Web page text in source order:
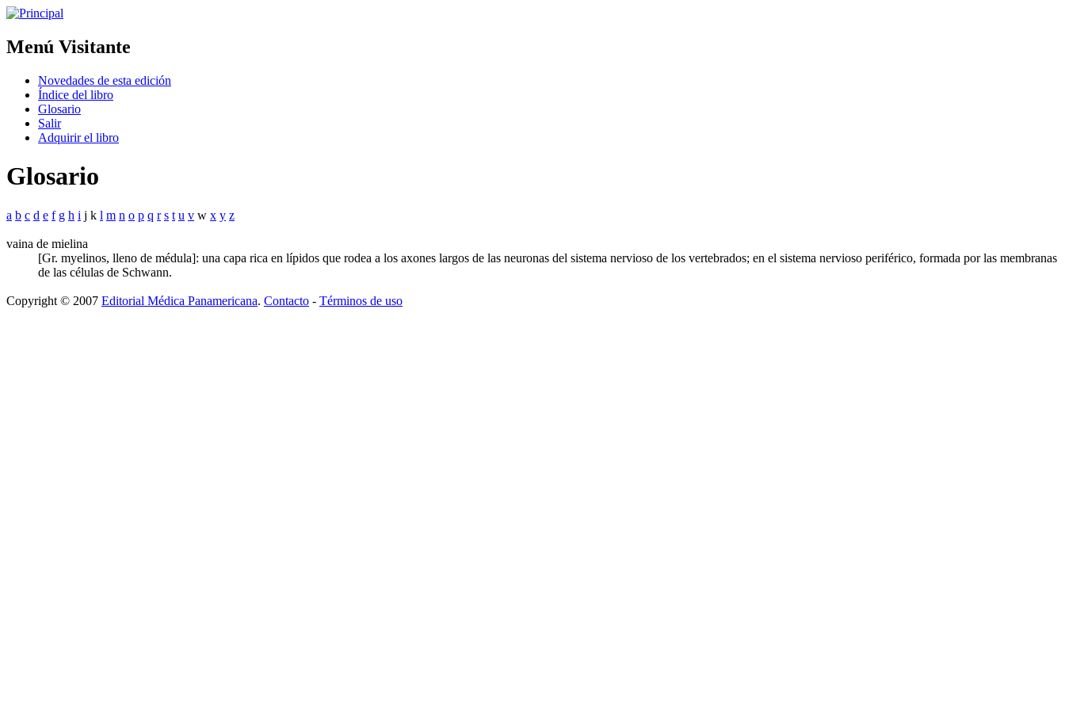
Menú Visitante
Novedades de esta edición
Índice del libro
Glosario
Salir
Adquirir el libro
Glosario
a b c d e f g h i j k l m n o p q r s t u v w x y z
vaina de mielina
[Gr. myelinos, lleno de médula]: una capa rica en lípidos que rodea a los axones largos de las neuronas del sistema nervioso de los vertebrados; en el sistema nervioso periférico, formada por las membranas
de las células de Schwann.
Copyright © 2007 Editorial Médica Panamericana. Contacto - Términos de uso